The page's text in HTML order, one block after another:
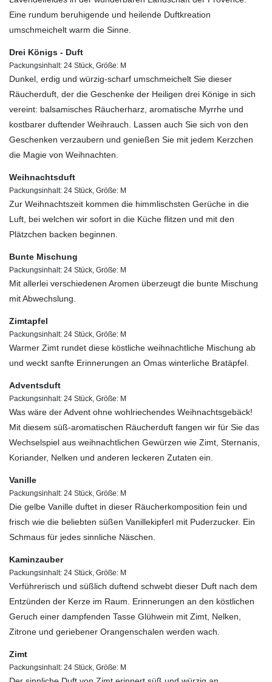
Eine rundum beruhigende und heilende Duftkreation
umschmeichelt warm die Sinne.
Drei Königs - Duft
Packungsinhalt: 24 Stück, Größe: M
Dunkel, erdig und würzig-scharf umschmeichelt Sie dieser
Räucherduft, der die Geschenke der Heiligen drei Könige in sich
vereint: balsamisches Räucherharz, aromatische Myrrhe und
kostbarer duftender Weihrauch. Lassen auch Sie sich von den
Geschenken verzaubern und genießen Sie mit jedem Kerzchen
die Magie von Weihnachten.
Weihnachtsduft
Packungsinhalt: 24 Stück, Größe: M
Zur Weihnachtszeit kommen die himmlischsten Gerüche in die
Luft, bei welchen wir sofort in die Küche flitzen und mit den
Plätzchen backen beginnen.
Bunte Mischung
Packungsinhalt: 24 Stück, Größe: M
Mit allerlei verschiedenen Aromen überzeugt die bunte Mischung
mit Abwechslung.
Zimtapfel
Packungsinhalt: 24 Stück, Größe: M
Warmer Zimt rundet diese köstliche weihnachtliche Mischung ab
und weckt sanfte Erinnerungen an Omas winterliche Bratäpfel.
Adventsduft
Packungsinhalt: 24 Stück, Größe: M
Was wäre der Advent ohne wohlriechendes Weihnachtsgebäck!
Mit diesem süß-aromatischen Räucherduft fangen wir für Sie das
Wechselspiel aus weihnachtlichen Gewürzen wie Zimt, Sternanis,
Koriander, Nelken und anderen leckeren Zutaten ein.
Vanille
Packungsinhalt: 24 Stück, Größe: M
Die gelbe Vanille duftet in dieser Räucherkomposition fein und
frisch wie die beliebten süßen Vanillekipferl mit Puderzucker. Ein
Schmaus für jedes sinnliche Näschen.
Kaminzauber
Packungsinhalt: 24 Stück, Größe: M
Verführerisch und süßlich duftend schwebt dieser Duft nach dem
Entzünden der Kerze im Raum. Erinnerungen an den köstlichen
Geruch einer dampfenden Tasse Glühwein mit Zimt, Nelken,
Zitrone und geriebener Orangenschalen werden wach.
Zimt
Packungsinhalt: 24 Stück, Größe: M